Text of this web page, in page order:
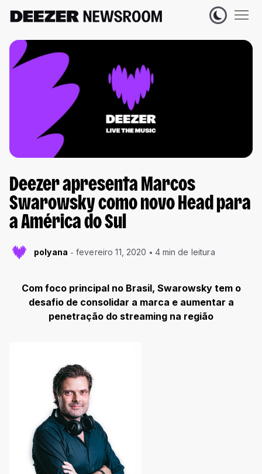
Deezer apresenta Marcos
Swarowsky como novo Head para
a América do Sul
polyana fevereiro 11, 2020 4 min de leitura
Com foco principal no Brasil, Swarowsky tem o
desafio de consolidar a marca e aumentar a
penetração do streaming na região